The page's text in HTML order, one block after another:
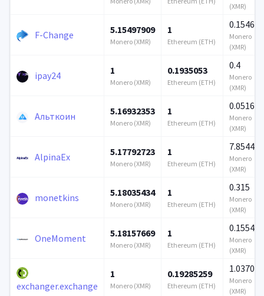
(XMR)
F-Change 5.15497909
Monero (XMR)
1
Ethereum (ETH)
0.154649
Monero
(XMR)
ipay24 1
Monero (XMR)
0.1935053
Ethereum (ETH)
0.4
Monero
(XMR)
Альткоин 5.16932353
Monero (XMR)
1
Ethereum (ETH)
0.051693
Monero
(XMR)
AlpinaEx 5.17792723
Monero (XMR)
1
Ethereum (ETH)
7.854431
Monero
(XMR)
monetkins 5.18035434
Monero (XMR)
1
Ethereum (ETH)
0.315
Monero
(XMR)
OneMoment 5.18157669
Monero (XMR)
1
Ethereum (ETH)
0.155447
Monero
(XMR)
exchanger.exchange
1
Monero (XMR)
0.19285259
Ethereum (ETH)
1.037062
Monero
(XMR)